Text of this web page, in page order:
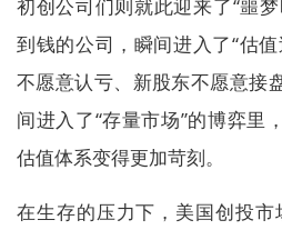
初创公司们则就此迎来了“噩
到钱的公司，瞬间进入了“估
不愿意认亏、新股东不愿意接
间进入了“存量市场”的博弈里
估值体系变得更加苛刻。
在生存的压力下，美国创投市